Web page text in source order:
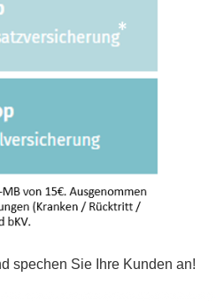
spechen Sie Ihre Kunden an!